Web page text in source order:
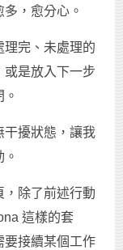
，愈分心。
理完、未處理的
或是放入下一步
干擾狀態，讓我
，除了前述行動
這樣的套
要接續某個工作